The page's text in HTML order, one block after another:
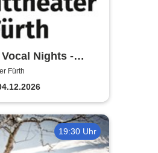
Nights -
Fürth
Fürth
19:30 Uhr